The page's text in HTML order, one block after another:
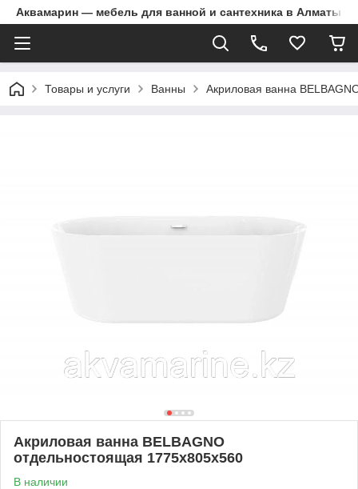
Аквамарин — мебель для ванной и сантехника в Алматы |
Товары и услуги Ванны Акриловая ванна
Акриловая ванна BELBAGNO
отдельностоящая 1775x805x560
В наличии